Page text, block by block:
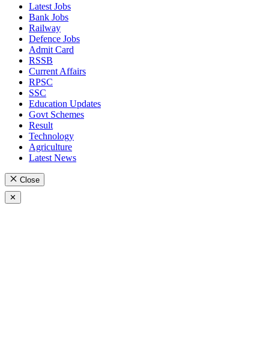
Latest Jobs
Bank Jobs
Railway
Defence Jobs
Admit Card
RSSB
Current Affairs
RPSC
SSC
Education Updates
Govt Schemes
Result
Technology
Agriculture
Latest News
Close
✕